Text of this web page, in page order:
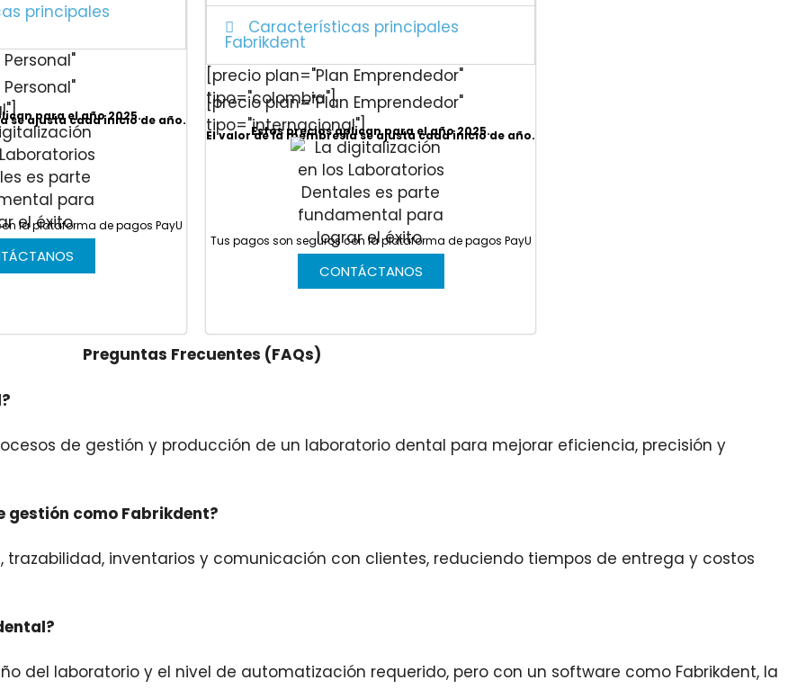
principales
se ajusta cada inicio de año.
para el año 2025.
la plataforma de pagos PayU
Características principales
Fabrikdent
[precio plan="Plan Emprendedor"
tipo="colombia"]
[precio plan="Plan Emprendedor"
tipo="internacional"]
El valor de la membresía se ajusta cada inicio de año.
Estos precios aplican para el año 2025.
Tus pagos son seguros con la plataforma de pagos PayU
CONTÁCTANOS
Preguntas Frecuentes (FAQs)
de gestión y producción de un laboratorio dental para mejorar eficiencia, precisión y
gestión como Fabrikdent?
trazabilidad, inventarios y comunicación con clientes, reduciendo tiempos de entrega y costos
del laboratorio y el nivel de automatización requerido, pero con un software como Fabrikdent, la